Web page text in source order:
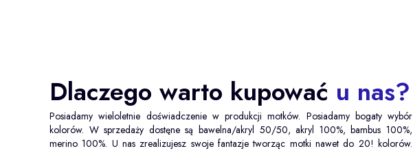
Dlaczego warto kupować u nas?
Posiadamy wieloletnie doświadczenie w produkcji motków. Posiadamy bogaty wybór
kolorów. W sprzedaży dostęne są bawelna/akryl 50/50, akryl 100%, bambus 100%,
merino 100%. U nas zrealizujesz swoje fantazje tworząc motki nawet do 20! kolorów.